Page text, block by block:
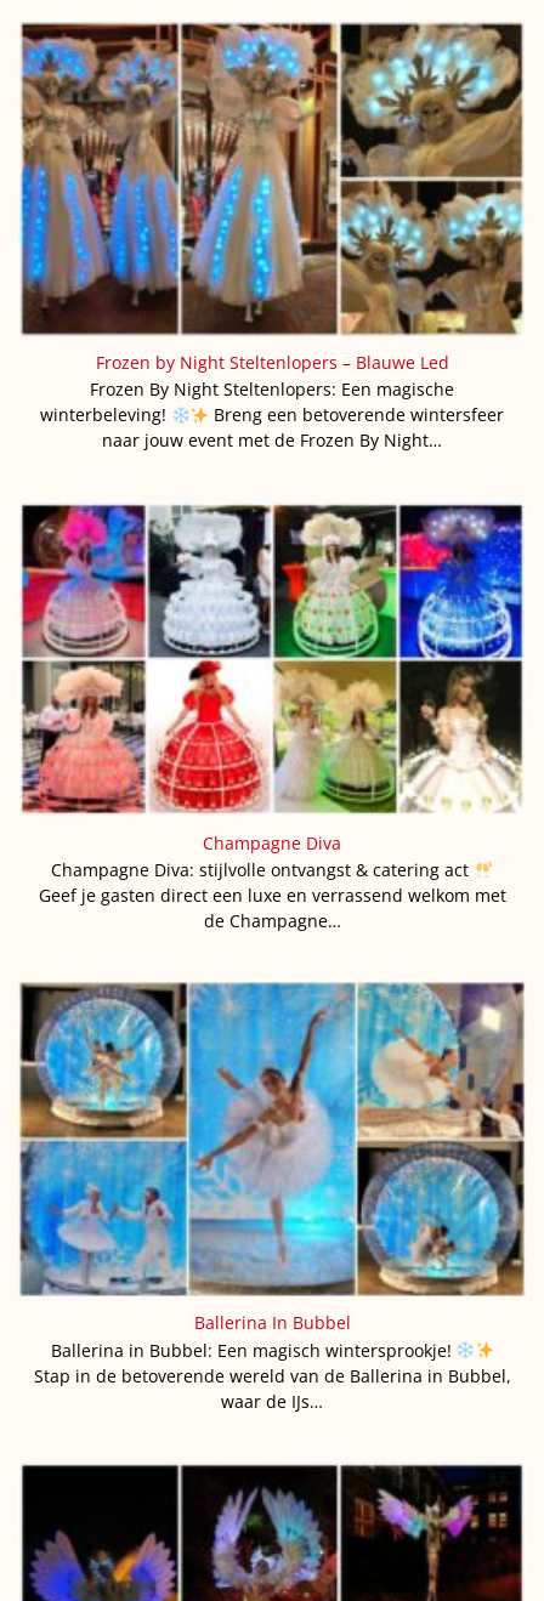
Frozen by Night Steltenlopers – Blauwe Led
Frozen By Night Steltenlopers: Een magische
winterbeleving!
Breng een betoverende wintersfeer
naar jouw event met de Frozen By Night…
Champagne Diva
Champagne Diva: stijlvolle ontvangst & catering act
Geef je gasten direct een luxe en verrassend welkom met
de Champagne…
Ballerina In Bubbel
Ballerina in Bubbel: Een magisch wintersprookje!
Stap in de betoverende wereld van de Ballerina in Bubbel,
waar de IJs…